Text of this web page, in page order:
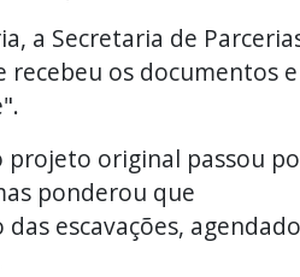
a Secretaria de
os documentos e
projeto original passou
ponderou que
escavações, agendado